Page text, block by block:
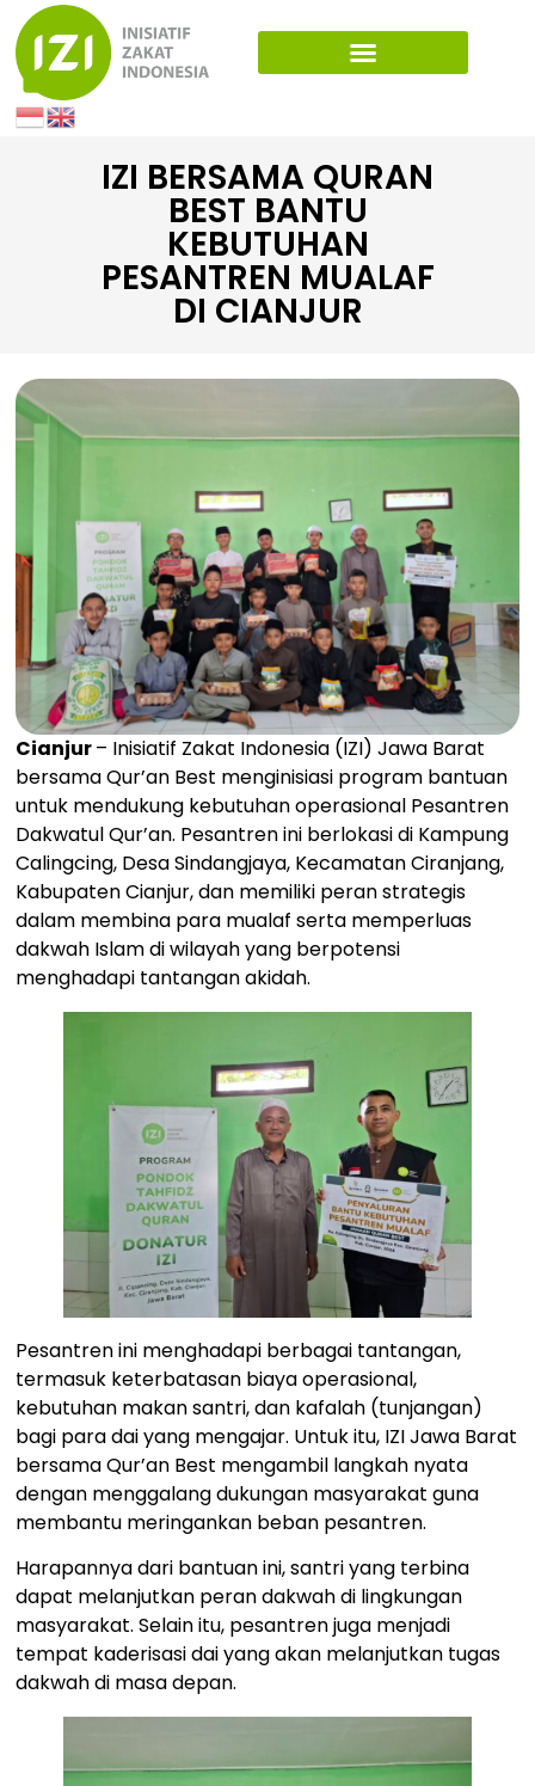
IZI BERSAMA QURAN
BEST BANTU
KEBUTUHAN
PESANTREN MUALAF
DI CIANJUR
Cianjur– Inisiatif Zakat Indonesia (IZI) Jawa Barat
bersama Qur’an Best menginisiasi program bantuan
untuk mendukung kebutuhan operasional Pesantren
Dakwatul Qur’an. Pesantren ini berlokasi di Kampung
Calingcing, Desa Sindangjaya, Kecamatan Ciranjang,
Kabupaten Cianjur, dan memiliki peran strategis
dalam membina para mualaf serta memperluas
dakwah Islam di wilayah yang berpotensi
menghadapi tantangan akidah.
Pesantren ini menghadapi berbagai tantangan,
termasuk keterbatasan biaya operasional,
kebutuhan makan santri, dan kafalah (tunjangan)
bagi para dai yang mengajar. Untuk itu, IZI Jawa Barat
bersama Qur’an Best mengambil langkah nyata
dengan menggalang dukungan masyarakat guna
membantu meringankan beban pesantren.
Harapannya dari bantuan ini, santri yang terbina
dapat melanjutkan peran dakwah di lingkungan
masyarakat. Selain itu, pesantren juga menjadi
tempat kaderisasi dai yang akan melanjutkan tugas
dakwah di masa depan.